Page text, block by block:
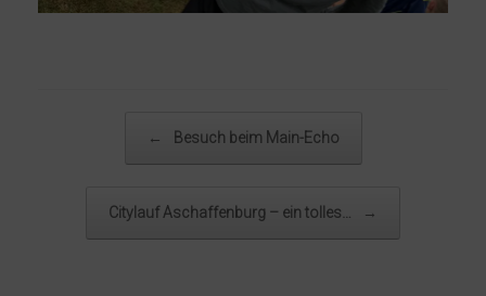
← Besuch beim Main-Echo
Citylauf Aschaffenburg – ein tolles… →